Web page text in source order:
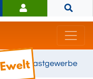
das Gastgewerbe